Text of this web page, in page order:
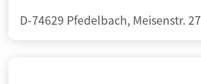
D-74629 Pfedelbach, Meisenstr. 27